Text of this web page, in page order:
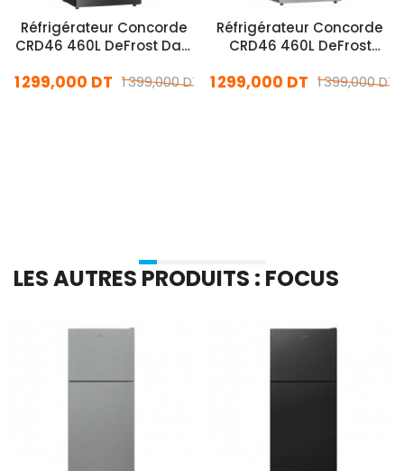
Réfrigérateur Concorde
CRD46 460L DeFrost Dark
1 399,000 DT
1 299,000 DT
Réfrigérateur Concorde
CRD46 460L DeFrost
1 399,000 DT
1 299,000 DT
LES AUTRES PRODUITS : FOCUS